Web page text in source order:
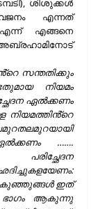
ശിശുക്കൾ
എന്നത്
എന്ന് എങ്ങനെ
സന്തതിക്കും
നിയമം
ഏൽക്കണം
നിയമത്തിൻ്റെ
…….
ഈ കുഞ്ഞുങ്ങൾ ഇത്
ആകുന്നു